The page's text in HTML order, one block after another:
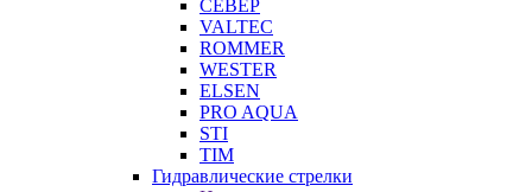
СЕВЕР
VALTEC
ROMMER
WESTER
ELSEN
PRO AQUA
STI
TIM
Гидравлические стрелки